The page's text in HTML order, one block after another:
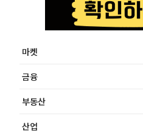
마켓
금융
부동산
산업